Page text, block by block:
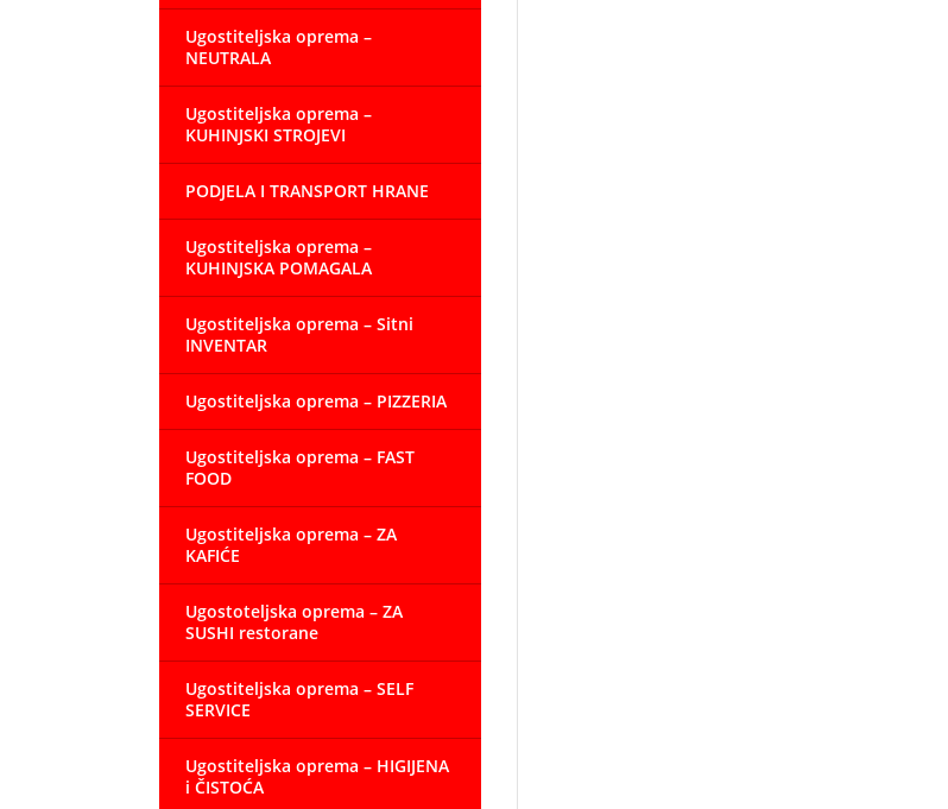
Ugostiteljska oprema –
NEUTRALA
Ugostiteljska oprema –
KUHINJSKI STROJEVI
PODJELA I TRANSPORT HRANE
Ugostiteljska oprema –
KUHINJSKA POMAGALA
Ugostiteljska oprema – Sitni
INVENTAR
Ugostiteljska oprema – PIZZERIA
Ugostiteljska oprema – FAST
FOOD
Ugostiteljska oprema – ZA
KAFIĆE
Ugostoteljska oprema – ZA
SUSHI restorane
Ugostiteljska oprema – SELF
SERVICE
Ugostiteljska oprema – HIGIJENA
i ČISTOĆA